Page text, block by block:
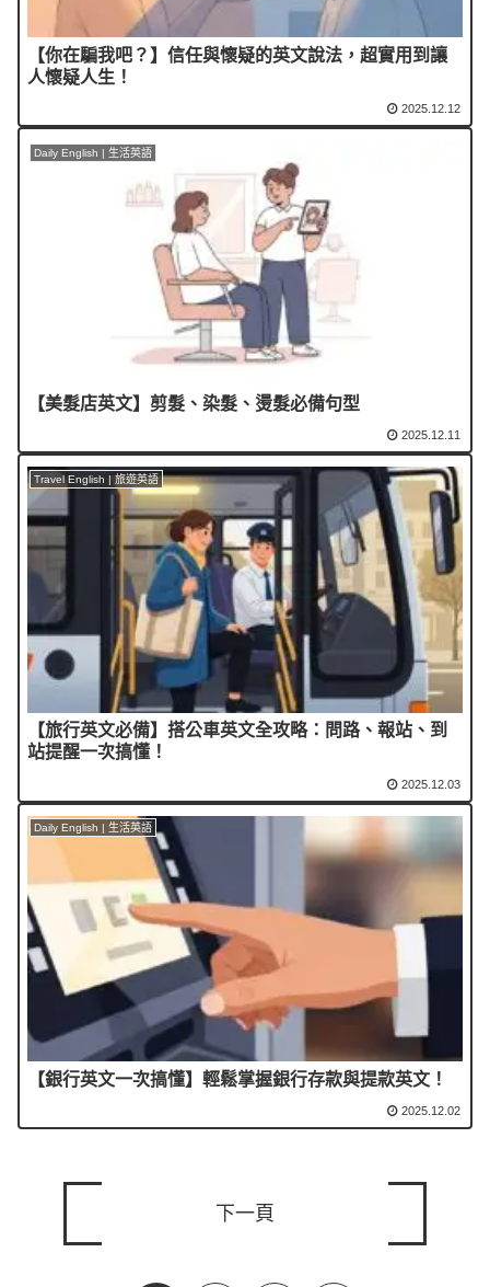
【你在騙我吧？】信任與懷疑的英文說法，超實用到讓
人懷疑人生！
2025.12.12
Daily English | 生活英語
【美髮店英文】剪髮、染髮、燙髮必備句型
2025.12.11
Travel English | 旅遊英語
【旅行英文必備】搭公車英文全攻略：問路、報站、到
站提醒一次搞懂！
2025.12.03
Daily English | 生活英語
【銀行英文一次搞懂】輕鬆掌握銀行存款與提款英文！
2025.12.02
下一頁